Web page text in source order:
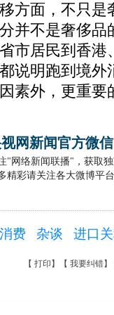
面，不只是
并不是奢侈
市居民到香
说明跑到境
素外，更重
网新闻官方微
"网络新闻联播"，获取独
精彩请关注各大微博平
费 杂谈 进口
【 打印 】【 我要纠错】